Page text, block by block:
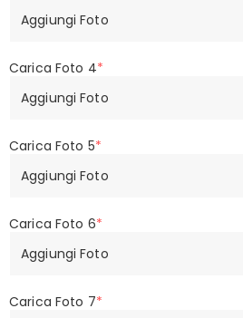
Aggiungi Foto
Carica Foto 4*
Aggiungi Foto
Carica Foto 5*
Aggiungi Foto
Carica Foto 6*
Aggiungi Foto
Carica Foto 7*